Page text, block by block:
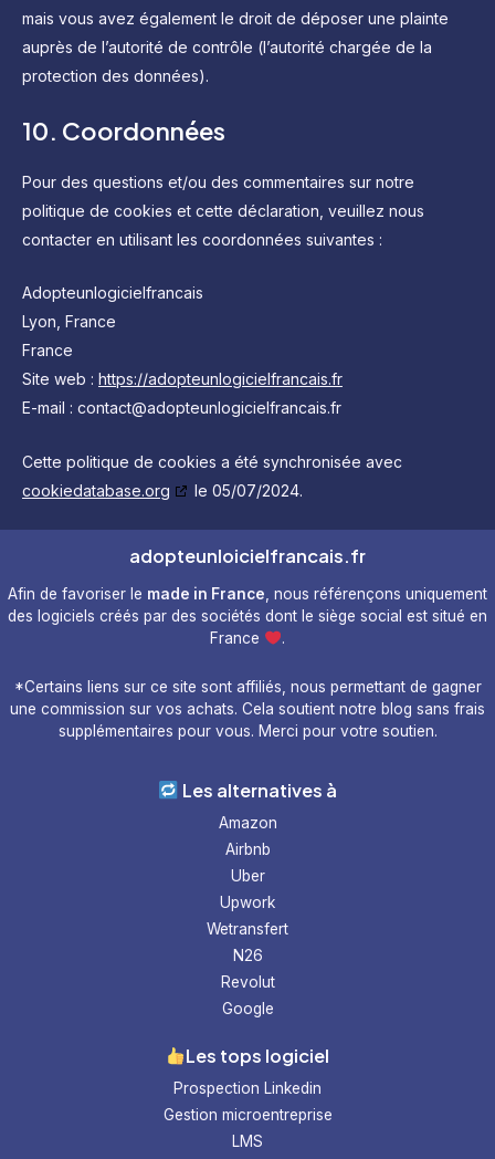
mais vous avez également le droit de déposer une plainte
auprès de l’autorité de contrôle (l’autorité chargée de la
protection des données).
10. Coordonnées
Pour des questions et/ou des commentaires sur notre
politique de cookies et cette déclaration, veuillez nous
contacter en utilisant les coordonnées suivantes :
Adopteunlogicielfrancais
Lyon, France
France
Site web : https://adopteunlogicielfrancais.fr
E-mail : contact@adopteunlogicielfrancais.fr
Cette politique de cookies a été synchronisée avec
cookiedatabase.org
le 05/07/2024.
adopteunloicielfrancais.fr
Afin de favoriser le made in France , nous référençons uniquement
des logiciels créés par des sociétés dont le siège social est situé en
France
.
*Certains liens sur ce site sont affiliés, nous permettant de gagner
une commission sur vos achats. Cela soutient notre blog sans frais
supplémentaires pour vous. Merci pour votre soutien.
Les alternatives à
Amazon
Airbnb
Uber
Upwork
Wetransfert
N26
Revolut
Google
Les tops logiciel
Prospection Linkedin
Gestion microentreprise
LMS